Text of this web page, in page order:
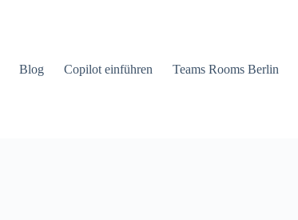
Blog Copilot einführen Teams Rooms Berlin